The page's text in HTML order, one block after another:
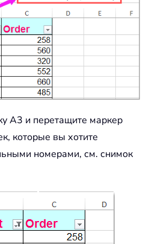
A3 и перетащите маркер
которые вы хотите
номерами, см. снимок